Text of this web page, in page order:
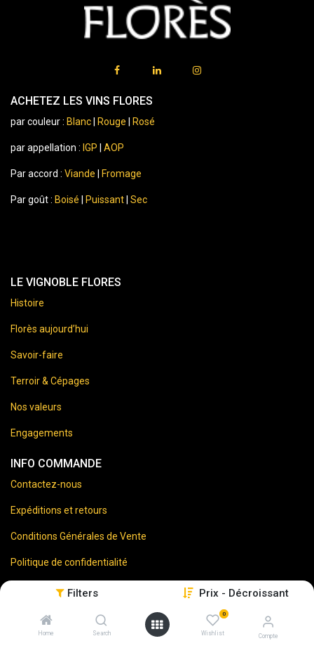
Filters Prix - Décroissant
Home Search
0
Wishlist Compte
ACHETEZ LES VINS FLORES
par couleur : Blanc Rouge Rosé
par appellation : IGP AOP
Par accord : Viande Fromage
Par goût : Boisé Puissant Sec
LE VIGNOBLE FLORES
Histoire
Florès aujourd’hui
Savoir-faire
Terroir & Cépages
Nos valeurs
Engagements
INFO COMMANDE
Contactez-nous
Expéditions et retours
Conditions Générales de Vente
Politique de confidentialité
Mentions Légales